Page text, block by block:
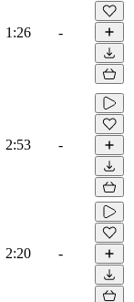
1:26 -
2:53 -
2:20 -